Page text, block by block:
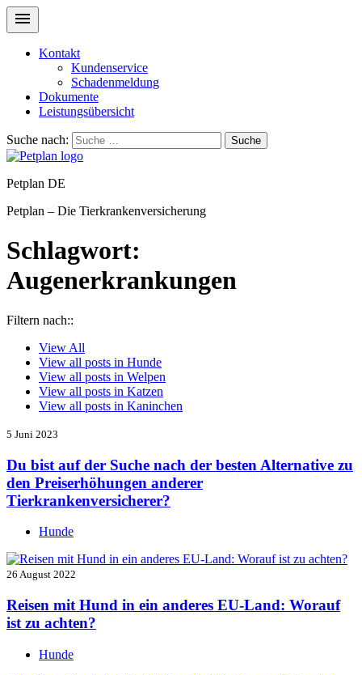
Kontakt
Kundenservice
Schadenmeldung
Dokumente
Leistungsübersicht
Suche nach: Suche
Petplan DE
Petplan – Die Tierkrankenversicherung
Schlagwort:
Augenerkrankungen
Filtern nach::
View All
View all posts in Hunde
View all posts in Welpen
View all posts in Katzen
View all posts in Kaninchen
5 Juni 2023
Du bist auf der Suche nach der besten Alternative zu
den Preiserhöhungen anderer
Tierkrankenversicherer?
Hunde
26 August 2022
Reisen mit Hund in ein anderes EU-Land: Worauf
ist zu achten?
Hunde